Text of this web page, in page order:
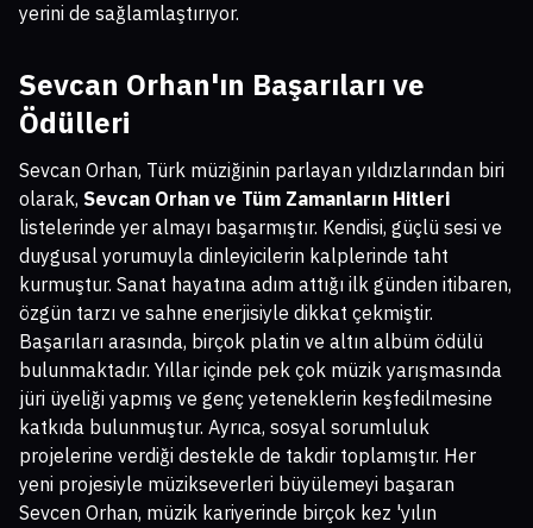
yerini de sağlamlaştırıyor.
Sevcan Orhan'ın Başarıları ve
Ödülleri
Sevcan Orhan, Türk müziğinin parlayan yıldızlarından biri
olarak, Sevcan Orhan ve Tüm Zamanların Hitleri
listelerinde yer almayı başarmıştır. Kendisi, güçlü sesi ve
duygusal yorumuyla dinleyicilerin kalplerinde taht
kurmuştur. Sanat hayatına adım attığı ilk günden itibaren,
özgün tarzı ve sahne enerjisiyle dikkat çekmiştir.
Başarıları arasında, birçok platin ve altın albüm ödülü
bulunmaktadır. Yıllar içinde pek çok müzik yarışmasında
jüri üyeliği yapmış ve genç yeteneklerin keşfedilmesine
katkıda bulunmuştur. Ayrıca, sosyal sorumluluk
projelerine verdiği destekle de takdir toplamıştır. Her
yeni projesiyle müzikseverleri büyülemeyi başaran
Sevcen Orhan, müzik kariyerinde birçok kez 'yılın